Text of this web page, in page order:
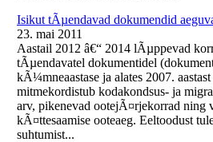
Isikut tÃµendavad dokumendid
23. mai 2011
Aastail 2012 â€“ 2014 lÃµppevad
tÃµendavatel dokumentidel
kÃ¼mneaastase ja alates 2007.
mitmekordistub kodakondsus- ja
arv, pikenevad ootejÃ¤rjekorrad ning
kÃ¤ttesaamise ooteaeg. Eeltoodust
suhtumist...